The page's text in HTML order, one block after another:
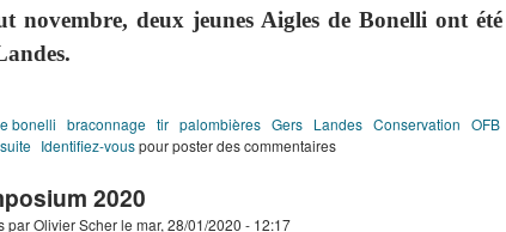
novembre, deux jeunes Aigles de Bonelli ont
bonelli braconnage tir palombières Gers Landes Conservation OFB
de Deux aigles braconnés dans le Sud-Ouest
Identifiez-vouspour poster des commentaires
2020
parOlivier Scherle mar, 28/01/2020 - 12:17